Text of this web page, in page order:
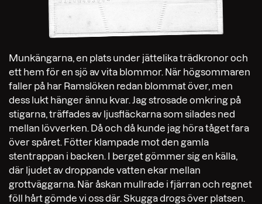
Munkängarna, en plats under jättelika trädkronor och
ett hem för en sjö av vita blommor. När högsommaren
faller på har Ramslöken redan blommat över, men
dess lukt hänger ännu kvar. Jag strosade omkring på
stigarna, träffades av ljusfläckarna som silades ned
mellan lövverken. Då och då kunde jag höra tåget fara
över spåret. Fötter klampade mot den gamla
stentrappan i backen. I berget gömmer sig en källa,
där ljudet av droppande vatten ekar mellan
grottväggarna. När åskan mullrade i fjärran och regnet
föll hårt gömde vi oss där. Skugga drogs över platsen.